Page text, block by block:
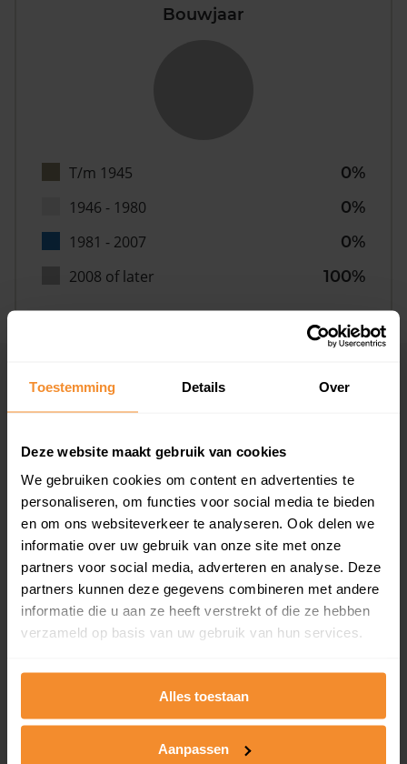
Toestemming Details Over
Deze website maakt gebruik van cookies
We gebruiken cookies om content en advertenties te
personaliseren, om functies voor social media te bieden
en om ons websiteverkeer te analyseren. Ook delen we
informatie over uw gebruik van onze site met onze
partners voor social media, adverteren en analyse. Deze
partners kunnen deze gegevens combineren met andere
informatie die u aan ze heeft verstrekt of die ze hebben
verzameld op basis van uw gebruik van hun services.
Alles toestaan
Aanpassen
Bouwjaar
T/m 1945
0%
1946 - 1980
0%
1981 - 2007
0%
2008 of later
100%
Inwoners
Type huishoudens
Eénpersoons
31%